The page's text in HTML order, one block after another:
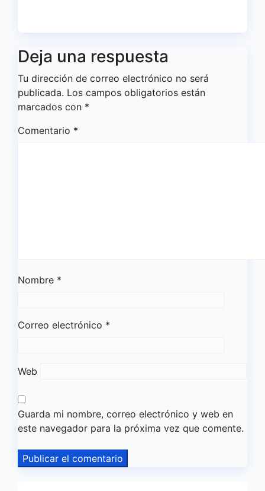
Deja una respuesta
Tu dirección de correo electrónico no será
publicada. Los campos obligatorios están
marcados con *
Comentario *
Nombre *
Correo electrónico *
Web
Guarda mi nombre, correo electrónico y web en
este navegador para la próxima vez que comente.